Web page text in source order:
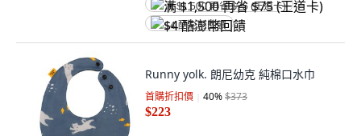
满 $1,500 再省 $75 (王道卡)
$4 酷澎幣回饋
Runny yolk. 朗尼幼克 純棉口水巾
首購折扣價 40%$373
$223